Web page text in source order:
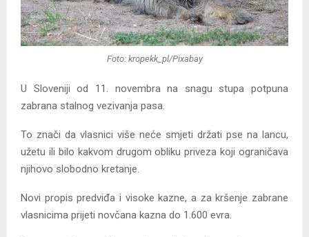
Foto: kropekk_pl/Pixabay
U Sloveniji od 11. novembra na snagu stupa potpuna
zabrana stalnog vezivanja pasa.
To znači da vlasnici više neće smjeti držati pse na lancu,
užetu ili bilo kakvom drugom obliku priveza koji ograničava
njihovo slobodno kretanje.
Novi propis predviđa i visoke kazne, a za kršenje zabrane
vlasnicima prijeti novčana kazna do 1.600 evra.